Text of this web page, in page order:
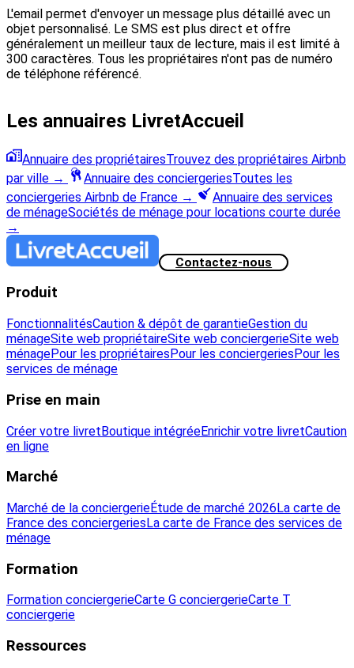
L'email permet d'envoyer un message plus détaillé avec un
objet personnalisé. Le SMS est plus direct et offre
généralement un meilleur taux de lecture, mais il est limité à
300 caractères. Tous les propriétaires n'ont pas de numéro
de téléphone référencé.
Les annuaires LivretAccueil
Annuaire des propriétairesTrouvez des propriétaires Airbnb
par ville → Annuaire des conciergeriesToutes les
conciergeries Airbnb de France →
Annuaire des services
de ménageSociétés de ménage pour locations courte durée
→
Contactez-nous
Produit
FonctionnalitésCaution & dépôt de garantieGestion du
ménageSite web propriétaireSite web conciergerieSite web
ménagePour les propriétaires Pour les conciergeries Pour les
services de ménage
Prise en main
Créer votre livretBoutique intégréeEnrichir votre livretCaution
en ligne
Marché
Marché de la conciergerieÉtude de marché 2026La carte de
France des conciergeriesLa carte de France des services de
ménage
Formation
Formation conciergerieCarte G conciergerieCarte T
conciergerie
Ressources